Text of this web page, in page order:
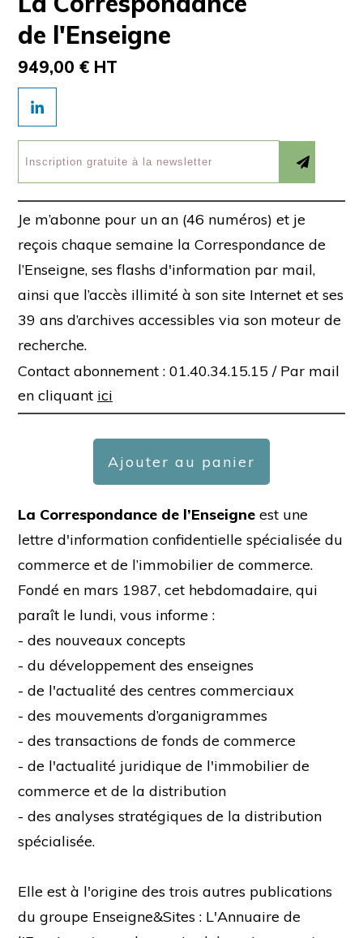
de l'Enseigne
949,00 € HT
Je m’abonne pour un an (46 numéros) et je
reçois chaque semaine la Correspondance de
l’Enseigne, ses flashs d'information par mail,
ainsi que l’accès illimité à son site Internet et ses
39 ans d’archives accessibles via son moteur de
recherche.
Contact abonnement : 01.40.34.15.15 / Par mail
en cliquant ici
Ajouter au panier
La Correspondance de l’Enseigne est une
lettre d'information confidentielle spécialisée du
commerce et de l’immobilier de commerce.
Fondé en mars 1987, cet hebdomadaire, qui
paraît le lundi, vous informe :
- des nouveaux concepts
- du développement des enseignes
- de l'actualité des centres commerciaux
- des mouvements d’organigrammes
- des transactions de fonds de commerce
- de l'actualité juridique de l'immobilier de
commerce et de la distribution
- des analyses stratégiques de la distribution
spécialisée.
Elle est à l'origine des trois autres publications
du groupe Enseigne&Sites : L'Annuaire de